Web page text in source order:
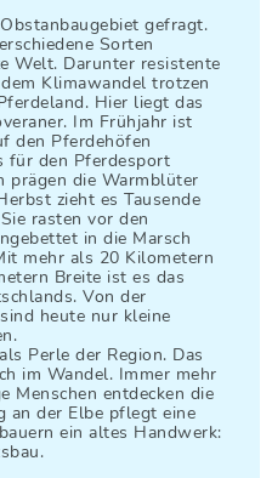
gefragt.
Sorten
Welt. Darunter resistente
Klimawandel trotzen
Hier liegt das
Im Frühjahr ist
den Pferdehöfen
für den Pferdesport
prägen die Warmblüter
zieht es Tausende
rasten vor den
in die Marsch
mehr als 20 Kilometern
Breite ist es das
Von der
heute nur kleine
Perle der Region. Das
im Wandel. Immer mehr
Menschen entdecken die
an der Elbe pflegt eine
ein altes Handwerk: